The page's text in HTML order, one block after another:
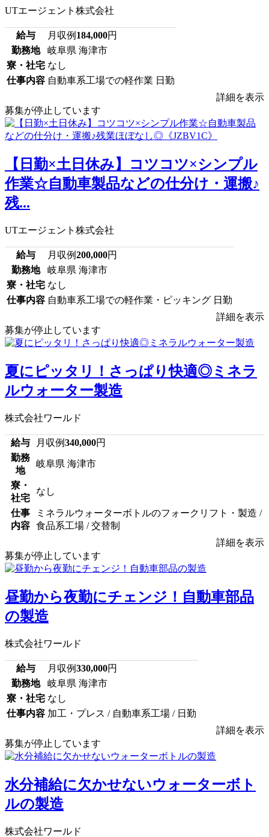
UTエージェント株式会社
給与 月収例 184,000円
勤務地
岐阜県 海津市
寮・社宅 なし
仕事内容 自動車系工場での軽作業 日勤
詳細を表示
募集が停止しています
【日勤×土日休み】コツコツ×シンプル
作業☆自動車製品などの仕分け・運搬♪
残...
UTエージェント株式会社
給与 月収例200,000円
勤務地
岐阜県 海津市
寮・社宅 なし
仕事内容 自動車系工場での軽作業・ピッキング 日勤
詳細を表示
募集が停止しています
夏にピッタリ！さっぱり快適◎ミネラ
ルウォーター製造
株式会社ワールド
給与 月収例340,000円
勤務
地
岐阜県 海津市
寮・
社宅
なし
仕事
内容
ミネラルウォーターボトルのフォークリフト・製造 /
食品系工場 / 交替制
詳細を表示
募集が停止しています
昼勤から夜勤にチェンジ！自動車部品
の製造
株式会社ワールド
給与 月収例330,000円
勤務地
岐阜県 海津市
寮・社宅 なし
仕事内容 加工・プレス / 自動車系工場 / 日勤
詳細を表示
募集が停止しています
水分補給に欠かせないウォーターボト
ルの製造
株式会社ワールド